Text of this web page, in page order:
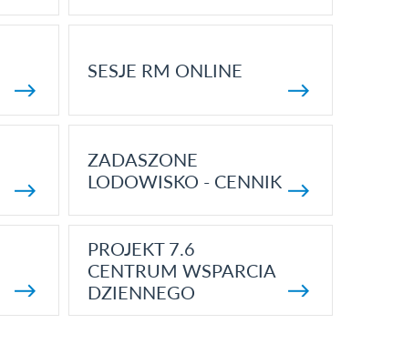
SESJE RM ONLINE
ZADASZONE
LODOWISKO - CENNIK
PROJEKT 7.6
CENTRUM WSPARCIA
DZIENNEGO